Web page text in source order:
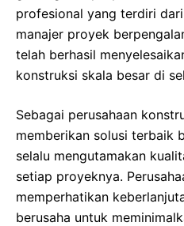
profesional yang terdiri
manajer proyek
telah berhasil
konstruksi skala besar di
Sebagai perusahaan
memberikan solusi terbaik
selalu mengutamakan
setiap proyeknya.
memperhatikan
berusaha untuk